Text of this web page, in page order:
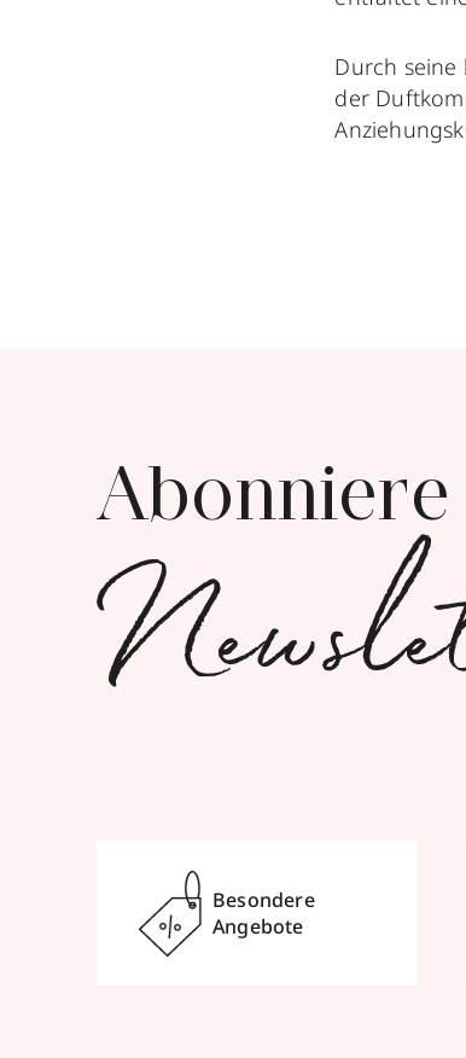
Durch seine
der
Besondere
Angebote